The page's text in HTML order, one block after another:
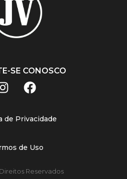
SE CONOSCO
de Privacidade
de Uso
Reservados